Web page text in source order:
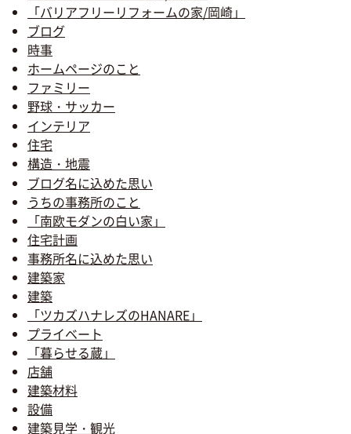
「バリアフリーリフォームの家/岡崎」
ブログ
時事
ホームページのこと
ファミリー
野球・サッカー
インテリア
住宅
構造・地震
ブログ名に込めた思い
うちの事務所のこと
「南欧モダンの白い家」
住宅計画
事務所名に込めた思い
建築家
建築
「ツカズハナレズのHANARE」
プライベート
「暮らせる蔵」
店舗
建築材料
設備
建築見学・観光